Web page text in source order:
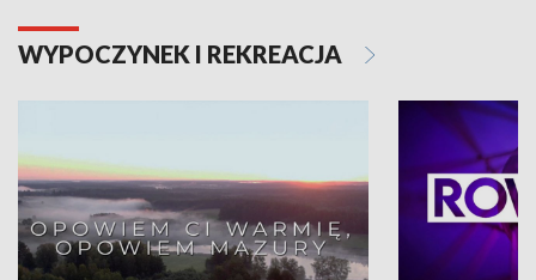
WYPOCZYNEK I REKREACJA